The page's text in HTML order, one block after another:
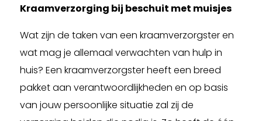
Kraamverzorging bij beschuit met muisjes
Wat zijn de taken van een kraamverzorgster en
wat mag je allemaal verwachten van hulp in
huis? Een kraamverzorgster heeft een breed
pakket aan verantwoordlijkheden en op basis
van jouw persoonlijke situatie zal zij de